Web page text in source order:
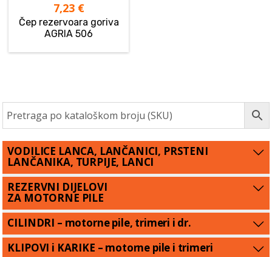
7,23 €
Čep rezervoara goriva
AGRIA 506
VODILICE LANCA, LANČANICI, PRSTENI
LANČANIKA, TURPIJE, LANCI
REZERVNI DIJELOVI
ZA MOTORNE PILE
CILINDRI – motorne pile, trimeri i dr.
KLIPOVI i KARIKE – motorne pile i trimeri